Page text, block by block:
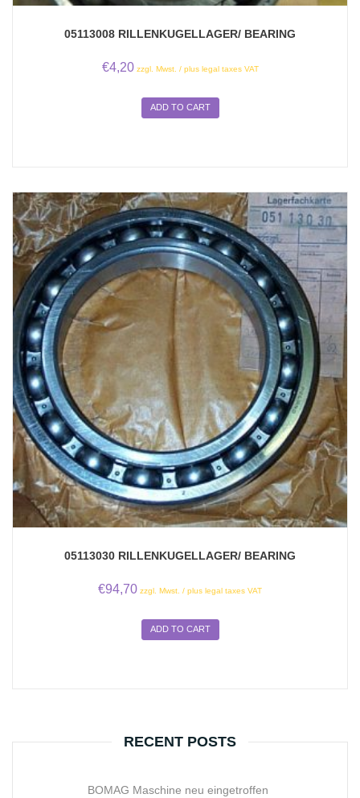
05113008 RILLENKUGELLAGER/ BEARING
€4,20 zzgl. Mwst. / plus legal taxes VAT
ADD TO CART
05113030 RILLENKUGELLAGER/ BEARING
€94,70 zzgl. Mwst. / plus legal taxes VAT
ADD TO CART
RECENT POSTS
BOMAG Maschine neu eingetroffen